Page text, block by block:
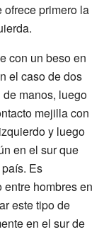
ofrece primero la
con un beso en
el caso de dos
manos, luego
mejilla con
y luego
en el sur que
Es
hombres en
este tipo de
en el sur de